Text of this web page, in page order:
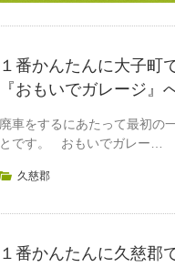
１番かんたんに大子町
『おもいでガレージ』
廃車をするにあたって最初の
とです。 おもいでガレー…
久慈郡
１番かんたんに久慈郡